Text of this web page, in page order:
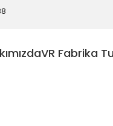
VR Fabrika